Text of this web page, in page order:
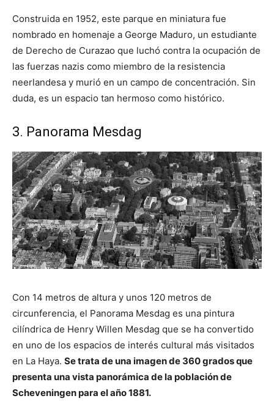
Construida en 1952, este parque en miniatura fue
nombrado en homenaje a George Maduro, un estudiante
de Derecho de Curazao que luchó contra la ocupación de
las fuerzas nazis como miembro de la resistencia
neerlandesa y murió en un campo de concentración. Sin
duda, es un espacio tan hermoso como histórico.
3. Panorama Mesdag
Con 14 metros de altura y unos 120 metros de
circunferencia, el Panorama Mesdag es una pintura
cilíndrica de Henry Willen Mesdag que se ha convertido
en uno de los espacios de interés cultural más visitados
en La Haya. Se trata de una imagen de 360 grados que
presenta una vista panorámica de la población de
Scheveningen para el año 1881.